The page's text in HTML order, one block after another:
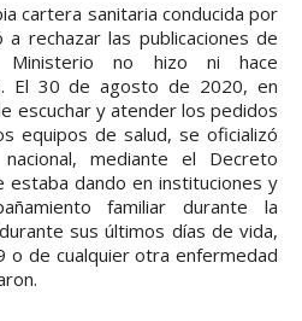
cartera sanitaria conducida por
rechazar las publicaciones de
no hizo ni hace
El 30 de agosto de 2020, en
escuchar y atender los pedidos
equipos de salud, se oficializó
mediante el Decreto
dando en instituciones y
familiar durante la
sus últimos días de vida,
o de cualquier otra enfermedad